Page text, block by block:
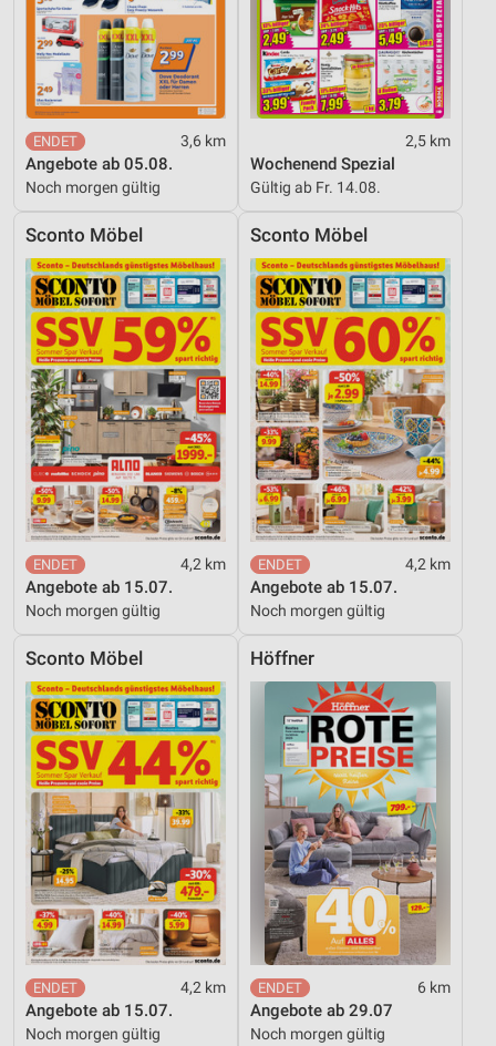
3,6 km
Angebote ab 05.08.
Noch morgen gültig
2,5 km
Wochenend Spezial
Gültig ab Fr. 14.08.
Sconto Möbel
4,2 km
Angebote ab 15.07.
Noch morgen gültig
Sconto Möbel
4,2 km
Angebote ab 15.07.
Noch morgen gültig
Sconto Möbel
4,2 km
Angebote ab 15.07.
Noch morgen gültig
Höffner
6 km
Angebote ab 29.07
Noch morgen gültig